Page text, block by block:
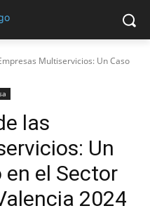
Multiservicios: Un Caso
las
Un
en el Sector
2024